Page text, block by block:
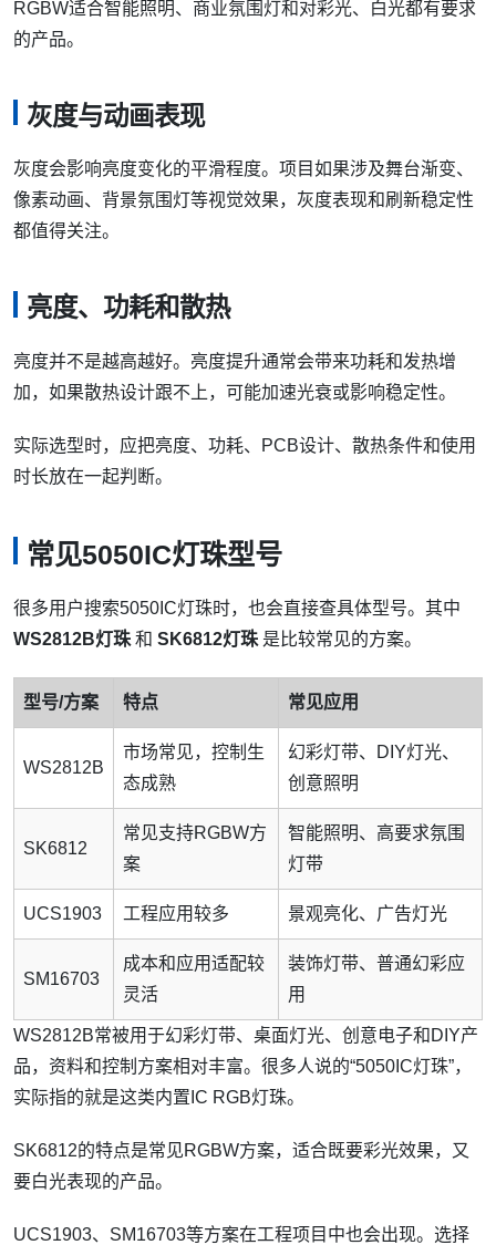
RGBW适合智能照明、商业氛围灯和对彩光、白光都有要求
的产品。
灰度与动画表现
灰度会影响亮度变化的平滑程度。项目如果涉及舞台渐变、
像素动画、背景氛围灯等视觉效果，灰度表现和刷新稳定性
都值得关注。
亮度、功耗和散热
亮度并不是越高越好。亮度提升通常会带来功耗和发热增
加，如果散热设计跟不上，可能加速光衰或影响稳定性。
实际选型时，应把亮度、功耗、PCB设计、散热条件和使用
时长放在一起判断。
常见5050IC灯珠型号
很多用户搜索5050IC灯珠时，也会直接查具体型号。其中
WS2812B灯珠 和 SK6812灯珠 是比较常见的方案。
型号/方案 特点 常见应用
WS2812B
市场常见，控制生
态成熟
幻彩灯带、DIY灯光、
创意照明
SK6812
常见支持RGBW方
案
智能照明、高要求氛围
灯带
UCS1903 工程应用较多 景观亮化、广告灯光
SM16703
成本和应用适配较
灵活
装饰灯带、普通幻彩应
用
WS2812B常被用于幻彩灯带、桌面灯光、创意电子和DIY产
品，资料和控制方案相对丰富。很多人说的“5050IC灯珠”，
实际指的就是这类内置IC RGB灯珠。
SK6812的特点是常见RGBW方案，适合既要彩光效果，又
要白光表现的产品。
UCS1903、SM16703等方案在工程项目中也会出现。选择